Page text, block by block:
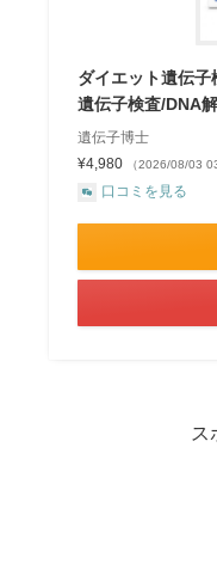
ダイエット遺伝
遺伝子検査/DNA
遺伝子博士
¥4,980
（2026/08/03
口コミを見る
ス